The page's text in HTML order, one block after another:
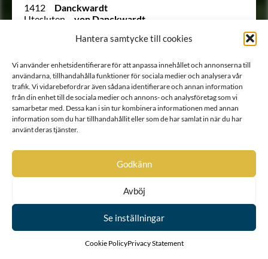
Hantera samtycke till cookies
Vi använder enhetsidentifierare för att anpassa innehållet och annonserna till
användarna, tillhandahålla funktioner för sociala medier och analysera vår
trafik. Vi vidarebefordrar även sådana identifierare och annan information
från din enhet till de sociala medier och annons- och analysföretag som vi
samarbetar med. Dessa kan i sin tur kombinera informationen med annan
information som du har tillhandahållit eller som de har samlat in när du har
använt deras tjänster.
Godkänn
Avböj
Se inställningar
Cookie PolicyPrivacy Statement
1412
Danckwardt
Utesluten
von Danckwardt
Dannerhielm
1256
de Behm
763
de Besche
944
de Besche
1253
de Besche
1300
de Besche
1472
de Briant
1136
de Corroset
291
De Geer
Degerfeldt
917
de la Grange
de la Grange